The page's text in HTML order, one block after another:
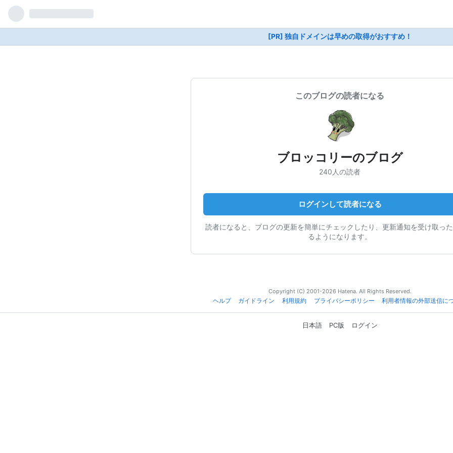
[PR] 独自ドメインは早めの取得がおすすめ！
このブログの読者になる
ブロッコリーのブログ
240人の読者
ログインして読者になる
読者になると、ブログの更新を簡単にチェックしたり、更新通知を受け取っ
るようになります。
Copyright (C) 2001-2026 Hatena. All Rights Reserved.
ヘルプ
ガイドライン 利用規約 プライバシーポリシー 利用者情報の外部送信に
日本語 PC版 ログイン